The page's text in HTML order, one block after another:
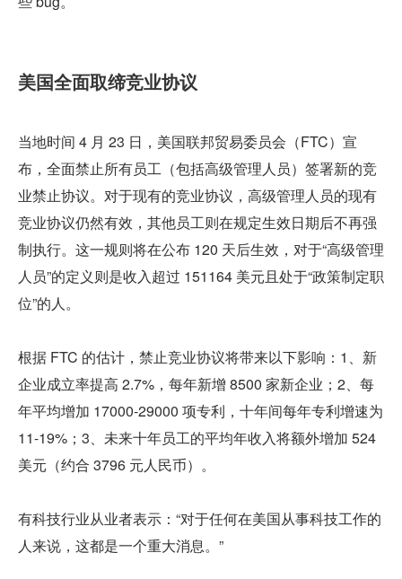
美国全面取缔竞业协议
当地时间 4 月 23 日，美国联邦贸易委员会（FTC）宣
布，全面禁止所有员工（包括高级管理人员）签署新的竞
业禁止协议。对于现有的竞业协议，高级管理人员的现有
竞业协议仍然有效，其他员工则在规定生效日期后不再强
制执行。这一规则将在公布 120 天后生效，对于“高级管理
人员”的定义则是收入超过 151164 美元且处于“政策制定职
位”的人。
根据 FTC 的估计，禁止竞业协议将带来以下影响：1、新
企业成立率提高 2.7%，每年新增 8500 家新企业；2、每
年平均增加 17000-29000 项专利，十年间每年专利增速为
11-19%；3、未来十年员工的平均年收入将额外增加 524
美元（约合 3796 元人民币）。
有科技行业从业者表示：“对于任何在美国从事科技工作的
人来说，这都是一个重大消息。”